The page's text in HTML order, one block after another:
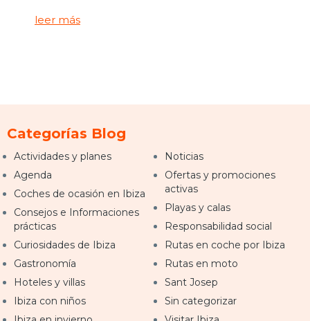
leer más
Categorías Blog
Actividades y planes
Agenda
Coches de ocasión en Ibiza
Consejos e Informaciones
prácticas
Curiosidades de Ibiza
Gastronomía
Hoteles y villas
Ibiza con niños
Noticias
Ofertas y promociones
activas
Playas y calas
Responsabilidad social
Rutas en coche por Ibiza
Rutas en moto
Sant Josep
Sin categorizar